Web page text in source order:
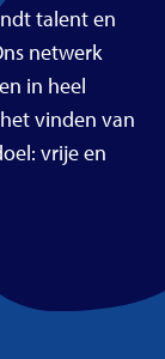
talent en
netwerk
in heel
vinden van
vrije en